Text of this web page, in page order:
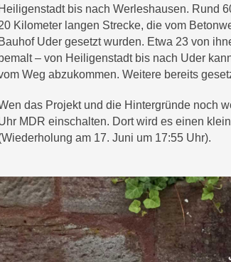
Heiligenstadt bis nach Werleshausen. Rund
Kilometer langen Strecke, die vom
Bauhof Uder gesetzt wurden. Etwa 23 von
bemalt – von Heiligenstadt bis nach Uder
Weg abzukommen. Weitere bereits
das Projekt und die Hintergründe noch
MDR einschalten. Dort wird es einen
am 17. Juni um 17:55 Uhr).